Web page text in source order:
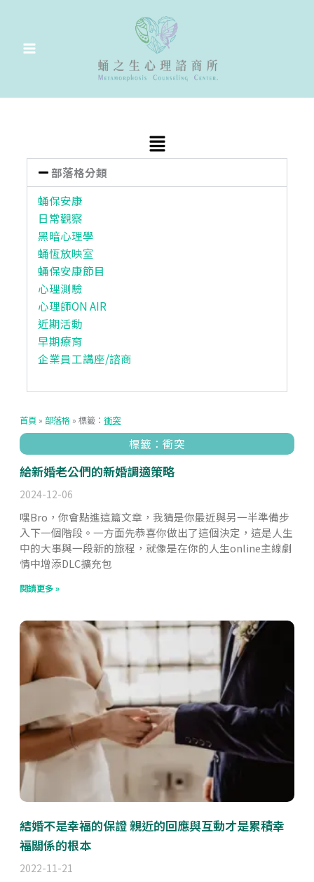
容
Main
部落格分類
蛹保安康
日常觀察
黑暗心理學
蛹恆放映室
蛹保安康節目
心理測驗
心理師ON AIR
近期活動
早期療育
企業員工講座/諮商
首頁 »部落格 »標籤：衝突
標籤：衝突
給新婚老公們的新婚調適策略
2024-12-06
嘿Bro，你會點進這篇文章，我猜是你最近與另一半準備步
入下一個階段。一方面先恭喜你做出了這個決定，這是人生
中的大事與一段新的旅程，就像是在你的人生online主線劇
情中增添DLC擴充包
閱讀更多 »
結婚不是幸福的保證 親近的回應與互動才是累積幸
福關係的根本
2022-11-21